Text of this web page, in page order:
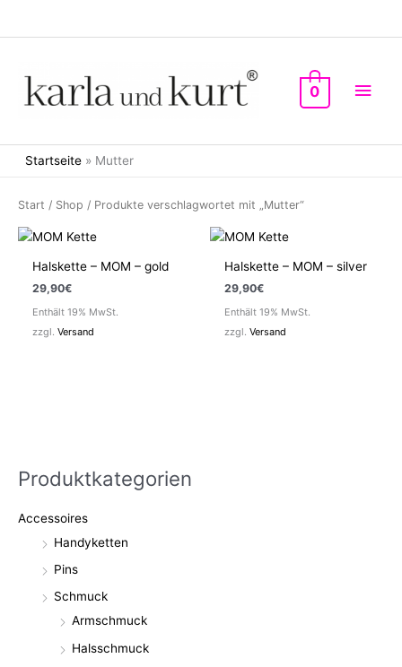
0
Startseite » Mutter
Produktkategorien
Accessoires
Handyketten
Pins
Schmuck
Armschmuck
Halsschmuck
Start / Shop / Produkte verschlagwortet mit „Mutter“
Halskette – MOM – gold
29,90€
Enthält 19% MwSt.
zzgl.Versand
Halskette – MOM – silver
29,90€
Enthält 19% MwSt.
zzgl.Versand